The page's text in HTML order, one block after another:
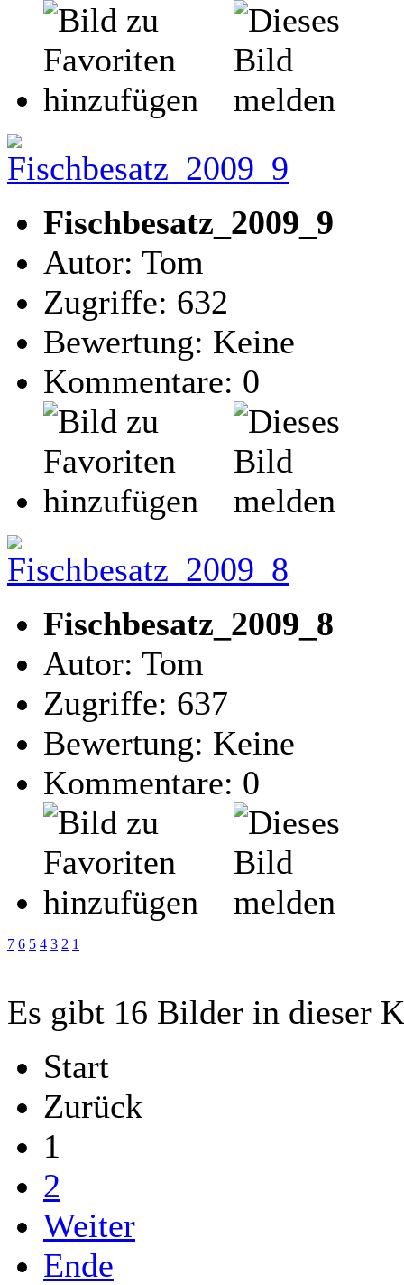
Fischbesatz_2009_9
Autor: Tom
Zugriffe: 632
Bewertung: Keine
Kommentare: 0
Fischbesatz_2009_8
Autor: Tom
Zugriffe: 637
Bewertung: Keine
Kommentare: 0
7 6 5 4 3 2 1
Es gibt 16 Bilder in dieser
Start
Zurück
1
2
Weiter
Ende